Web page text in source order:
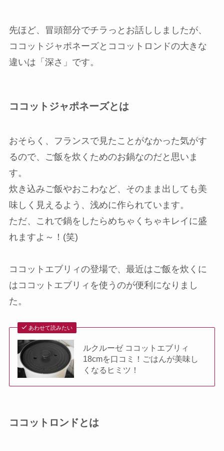
先ほど、冒頭部分でチラっとお話ししましたが、
ココットジャポネーズとココットロンドの大きな
違いは「深さ」です。
ココットジャポネーズとは
おそらく、フランスで見たことがなかった気がす
るので、ご飯を炊くためのお鍋なのだと思いま
す。
炊き込みご飯やおこわなど、そのまま出しても美
味しく見えるよう、浅めに作られています。
ただ、これで鍋をしたらめちゃくちゃキレイに盛
れますよ～！(笑)
ココットエブリィの登場で、最近はご飯を炊くに
はココットエブリィを使うのが便利になりまし
た。
あわせて読みたい
ルクルーゼ ココットエブリィ
18cmを口コミ！ごはんが美味し
くなるヒミツ！
ココットロンドとは